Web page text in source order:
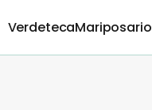
VerdetecaMariposario